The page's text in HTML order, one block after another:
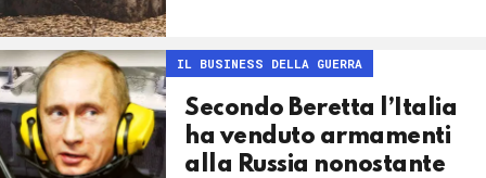
IL BUSINESS DELLA GUERRA
Secondo Beretta l’Italia
ha venduto armamenti
alla Russia nonostante